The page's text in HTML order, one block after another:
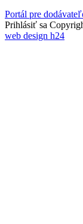
Portál pre
Prihlásiť sa
web design h24